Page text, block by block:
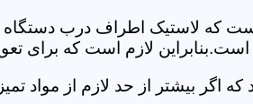
که لاستیک اطراف درب دستگاه
لازم است که برای
که اگر بیشتر از حد لازم از مواد